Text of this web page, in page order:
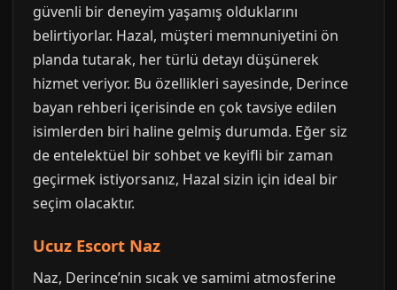
güvenli bir deneyim yaşamış olduklarını
belirtiyorlar. Hazal, müşteri memnuniyetini ön
planda tutarak, her türlü detayı düşünerek
hizmet veriyor. Bu özellikleri sayesinde, Derince
bayan rehberi içerisinde en çok tavsiye edilen
isimlerden biri haline gelmiş durumda. Eğer siz
de entelektüel bir sohbet ve keyifli bir zaman
geçirmek istiyorsanız, Hazal sizin için ideal bir
seçim olacaktır.
Ucuz Escort Naz
Naz, Derince’nin sıcak ve samimi atmosferine